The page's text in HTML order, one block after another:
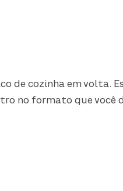
de cozinha em volta.
no formato que você